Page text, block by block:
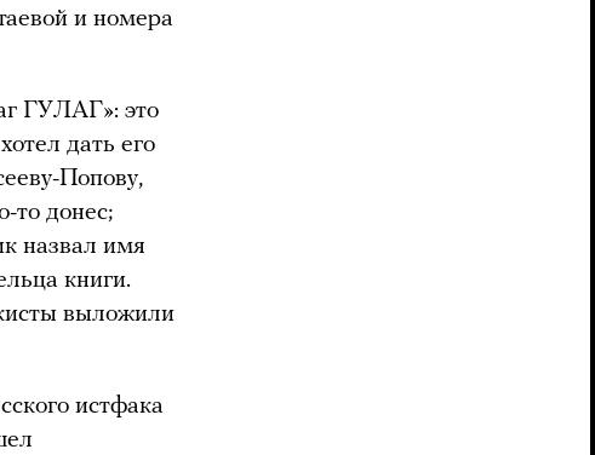
и номера
ГУЛАГ»: это
дать его
Попову,
то донес;
назвал имя
книги.
выложили
истфака